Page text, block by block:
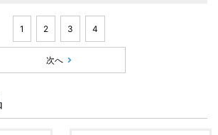
1 2 3 4
次へ